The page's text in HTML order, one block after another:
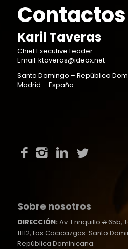
Contactos
Karil Taveras
Chief Executive Leader
Email: ktaveras@ideox.net
Santo Domingo – República
Madrid – España
Sobre nosotros
DIRECCIÓN: Av. Enriquillo #65b,
11112, Los Cacicazgos. Santo
República Dominicana.